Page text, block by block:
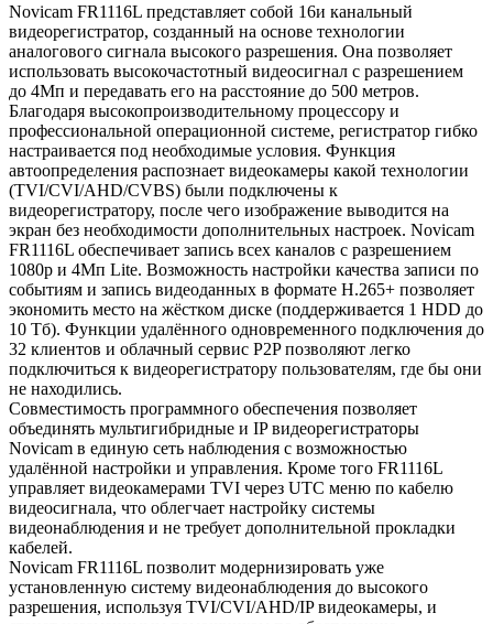
Novicam FR1116L представляет собой 16и канальный
видеорегистратор, созданный на основе технологии
аналогового сигнала высокого разрешения. Она позволяет
использовать высокочастотный видеосигнал с разрешением
до 4Мп и передавать его на расстояние до 500 метров.
Благодаря высокопроизводительному процессору и
профессиональной операционной системе, регистратор гибко
настраивается под необходимые условия. Функция
автоопределения распознает видеокамеры какой технологии
(TVI/CVI/AHD/CVBS) были подключены к
видеорегистратору, после чего изображение выводится на
экран без необходимости дополнительных настроек. Novicam
FR1116L обеспечивает запись всех каналов с разрешением
1080р и 4Мп Lite. Возможность настройки качества записи по
событиям и запись видеоданных в формате H.265+ позволяет
экономить место на жёстком диске (поддерживается 1 HDD до
10 Tб). Функции удалённого одновременного подключения до
32 клиентов и облачный сервис P2P позволяют легко
подключиться к видеорегистратору пользователям, где бы они
не находились.
Совместимость программного обеспечения позволяет
объединять мультигибридные и IP видеорегистраторы
Novicam в единую сеть наблюдения с возможностью
удалённой настройки и управления. Кроме того FR1116L
управляет видеокамерами TVI через UTC меню по кабелю
видеосигнала, что облегчает настройку системы
видеонаблюдения и не требует дополнительной прокладки
кабелей.
Novicam FR1116L позволит модернизировать уже
установленную систему видеонаблюдения до высокого
разрешения, используя TVI/CVI/AHD/IP видеокамеры, и